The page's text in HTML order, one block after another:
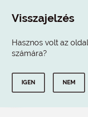
Visszajelzés
Hasznos volt az
számára?
IGEN NEM